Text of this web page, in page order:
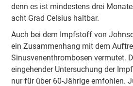
denn es ist mindestens drei
acht Grad Celsius haltbar.
Auch bei dem Impfstoff von
ein Zusammenhang mit dem
Sinusvenenthrombosen vermutet.
eingehender Untersuchung der
nur für über 60-Jährige emfohlen.